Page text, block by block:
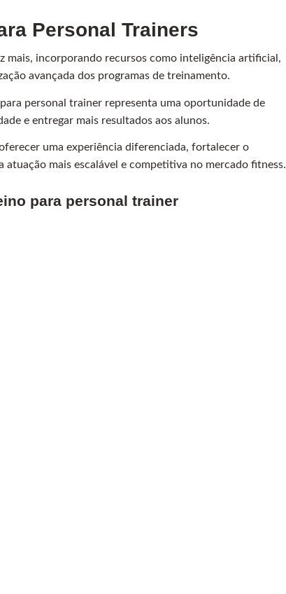
Personal Trainers
mais, incorporando recursos como inteligência artificial,
avançada dos programas de treinamento.
para personal trainer representa uma oportunidade de
e entregar mais resultados aos alunos.
uma experiência diferenciada, fortalecer o
mais escalável e competitiva no mercado fitness.
para personal trainer